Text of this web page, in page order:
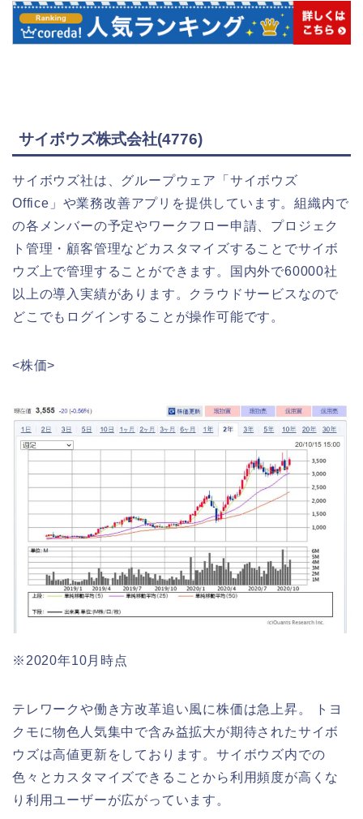
サイボウズ株式会社(4776)
サイボウズ社は、グループウェア「サイボウズ
Office」や業務改善アプリを提供しています。組織内で
の各メンバーの予定やワークフロー申請、プロジェク
ト管理・顧客管理などカスタマイズすることでサイボ
ウズ上で管理することができます。国内外で60000社
以上の導入実績があります。クラウドサービスなので
どこでもログインすることが操作可能です。
<株価>
※2020年10月時点
テレワークや働き方改革追い風に株価は急上昇。 トヨ
クモに物色人気集中で含み益拡大が期待されたサイボ
ウズは高値更新をしております。サイボウズ内での
色々とカスタマイズできることから利用頻度が高くな
り利用ユーザーが広がっています。